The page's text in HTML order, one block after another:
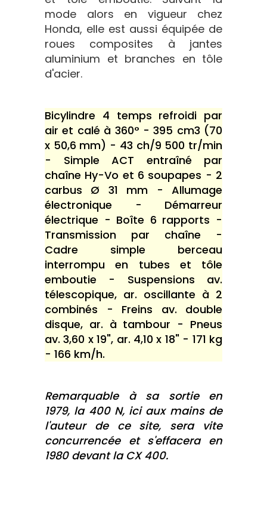
mode alors en vigueur chez
Honda, elle est aussi équipée de
roues composites à jantes
aluminium et branches en tôle
d'acier.
Bicylindre 4 temps refroidi par
air et calé à 360° - 395 cm3 (70
x 50,6 mm) - 43 ch/9 500 tr/min
- Simple ACT entraîné par
chaîne Hy-Vo et 6 soupapes - 2
carbus Ø 31 mm - Allumage
électronique - Démarreur
électrique - Boîte 6 rapports -
Transmission par chaîne -
Cadre simple berceau
interrompu en tubes et tôle
emboutie - Suspensions av.
télescopique, ar. oscillante à 2
combinés - Freins av. double
disque, ar. à tambour - Pneus
av. 3,60 x 19", ar. 4,10 x 18" - 171 kg
- 166 km/h.
Remarquable à sa sortie en
1979, la 400 N, ici aux mains de
l'auteur de ce site, sera vite
concurrencée et s'effacera en
1980 devant la CX 400.